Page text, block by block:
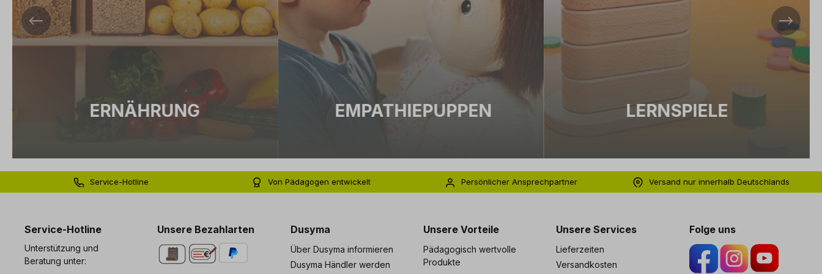
ERNÄHRUNG EMPATHIEPUPPEN LERNSPIELE
Service-Hotline
Von Pädagogen entwickelt
Persönlicher Ansprechpartner
Versand nur innerhalb Deutschlands
Service-Hotline
Unterstützung und
Beratung unter:
Unsere Bezahlarten Dusyma
Über Dusyma informieren
Dusyma Händler werden
Unsere Vorteile
Pädagogisch wertvolle
Produkte
Unsere Services
Lieferzeiten
Versandkosten
Folge uns